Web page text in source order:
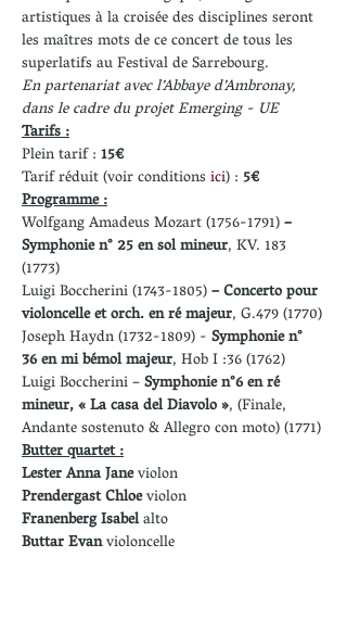
artistiques à la croisée des disciplines seront
les maîtres mots de ce concert de tous les
superlatifs au Festival de Sarrebourg.
En partenariat avec l’Abbaye d’Ambronay,
dans le cadre du projet Emerging - UE
Tarifs :
Plein tarif : 15€
Tarif réduit (voir conditions ici) : 5€
Programme :
Wolfgang Amadeus Mozart (1756-1791) –
Symphonie n° 25 en sol mineur, KV. 183
(1773)
Luigi Boccherini (1743-1805) – Concerto pour
violoncelle et orch. en ré majeur, G.479 (1770)
Joseph Haydn (1732-1809) - Symphonie n°
36 en mi bémol majeur, Hob I :36 (1762)
Luigi Boccherini – Symphonie n°6 en ré
mineur, « La casa del Diavolo », (Finale,
Andante sostenuto & Allegro con moto) (1771)
Butter quartet :
Lester Anna Jane violon
Prendergast Chloe violon
Franenberg Isabel alto
Buttar Evan violoncelle